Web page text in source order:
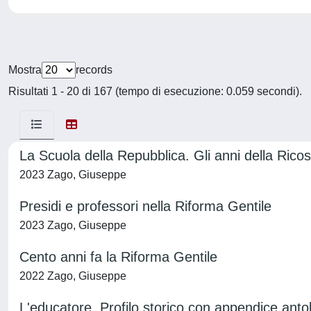
Mostra
records
Risultati 1 - 20 di 167 (tempo di esecuzione: 0.059 secondi).
La Scuola della Repubblica. Gli anni della
2023 Zago, Giuseppe
Presidi e professori nella Riforma Gentile
2023 Zago, Giuseppe
Cento anni fa la Riforma Gentile
2022 Zago, Giuseppe
L'educatore. Profilo storico con appendice